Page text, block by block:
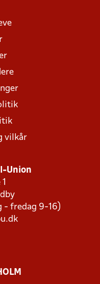
vilkår
Union
- fredag 9-16)